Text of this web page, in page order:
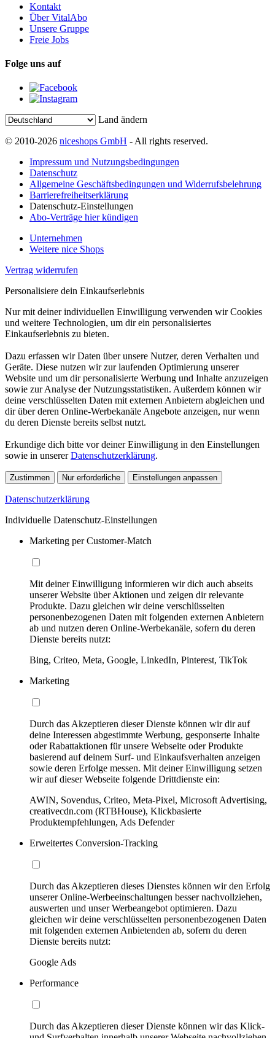
Kontakt
Über VitalAbo
Unsere Gruppe
Freie Jobs
Folge uns auf
Land ändern
© 2010-2026 niceshops GmbH - All rights reserved.
Impressum und Nutzungsbedingungen
Datenschutz
Allgemeine Geschäftsbedingungen und Widerrufsbelehrung
Barrierefreiheitserklärung
Datenschutz-Einstellungen
Abo-Verträge hier kündigen
Unternehmen
Weitere nice Shops
Vertrag widerrufen
Personalisiere dein Einkaufserlebnis
Nur mit deiner individuellen Einwilligung verwenden wir Cookies
und weitere Technologien, um dir ein personalisiertes
Einkaufserlebnis zu bieten.
Dazu erfassen wir Daten über unsere Nutzer, deren Verhalten und
Geräte. Diese nutzen wir zur laufenden Optimierung unserer
Website und um dir personalisierte Werbung und Inhalte anzuzeigen
sowie zur Analyse der Nutzungsstatistiken. Außerdem können wir
deine verschlüsselten Daten mit externen Anbietern abgleichen und
dir über deren Online-Werbekanäle Angebote anzeigen, nur wenn
du deren Dienste bereits selbst nutzt.
Erkundige dich bitte vor deiner Einwilligung in den Einstellungen
sowie in unsererDatenschutzerklärung.
Zustimmen Nur erforderliche Einstellungen anpassen
Datenschutzerklärung
Individuelle Datenschutz-Einstellungen
Marketing per Customer-Match
Mit deiner Einwilligung informieren wir dich auch abseits
unserer Website über Aktionen und zeigen dir relevante
Produkte. Dazu gleichen wir deine verschlüsselten
personenbezogenen Daten mit folgenden externen Anbietern
ab und nutzen deren Online-Werbekanäle, sofern du deren
Dienste bereits nutzt:
Bing, Criteo, Meta, Google, LinkedIn, Pinterest, TikTok
Marketing
Durch das Akzeptieren dieser Dienste können wir dir auf
deine Interessen abgestimmte Werbung, gesponserte Inhalte
oder Rabattaktionen für unsere Webseite oder Produkte
basierend auf deinem Surf- und Einkaufsverhalten anzeigen
sowie deren Erfolge messen. Mit deiner Einwilligung setzen
wir auf dieser Webseite folgende Drittdienste ein:
AWIN, Sovendus, Criteo, Meta-Pixel, Microsoft Advertising,
creativecdn.com (RTBHouse), Klickbasierte
Produktempfehlungen, Ads Defender
Erweitertes Conversion-Tracking
Durch das Akzeptieren dieses Dienstes können wir den Erfolg
unserer Online-Werbeeinschaltungen besser nachvollziehen,
auswerten und unser Werbeangebot optimieren. Dazu
gleichen wir deine verschlüsselten personenbezogenen Daten
mit folgenden externen Anbietenden ab, sofern du deren
Dienste bereits nutzt:
Google Ads
Performance
Durch das Akzeptieren dieser Dienste können wir das Klick-